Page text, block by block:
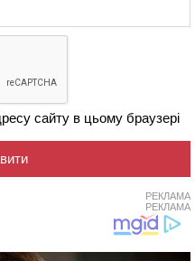
сайту в цьому браузері
РЕКЛАМА
РЕКЛАМА